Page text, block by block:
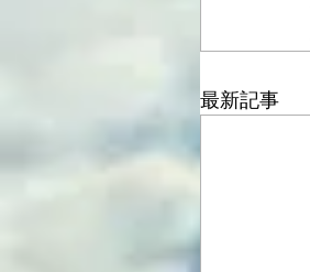
最新記事